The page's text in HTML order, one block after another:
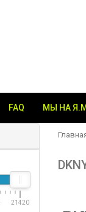
FAQ МЫ НА
21420